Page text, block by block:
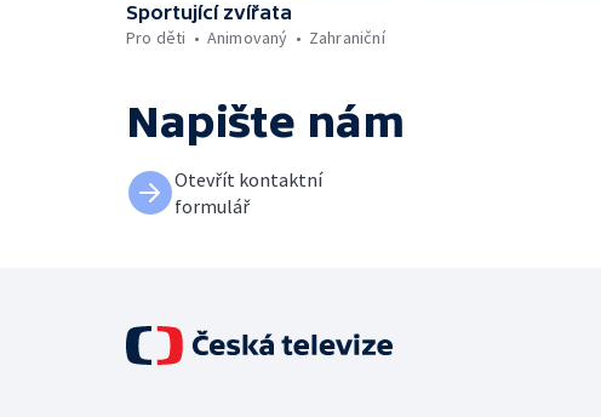
Sportující zvířata
Pro děti
Animovaný Zahraniční
Napište nám
Otevřít kontaktní
formulář